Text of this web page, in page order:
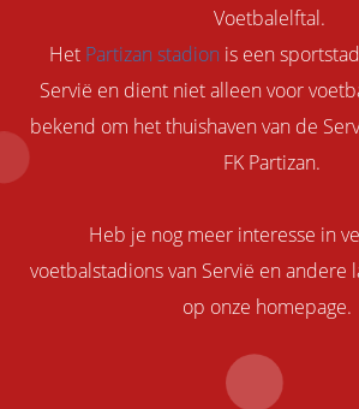
Voetbalelftal.
Het Partizan stadion is een
Servië en dient niet alleen voor
bekend om het thuishaven van de
FK Partizan.
Heb je nog meer interesse in
voetbalstadions van Servië en andere
op onze homepage.